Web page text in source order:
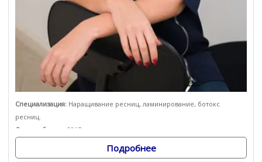
Специализация: Наращивание ресниц, ламинирование, ботокс
ресниц.
Опыт работы:
с 2017 года
Подробнее